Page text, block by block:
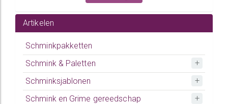
Artikelen
Schminkpakketten
Schmink & Paletten
Schminksjablonen
Schmink en Grime gereedschap